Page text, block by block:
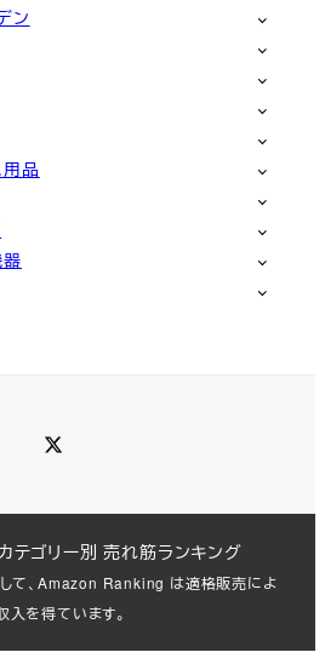
ン
用品
器
テゴリー別 売れ筋ランキング
て、Amazon Ranking は適格販売によ
入を得ています。